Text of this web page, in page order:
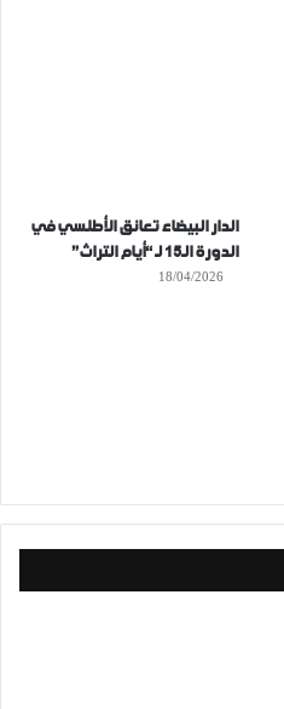
الدار البيضاء تعانق الأطلسي في
الدورة الـ15 لـ “أيام التراث”
18/04/2026